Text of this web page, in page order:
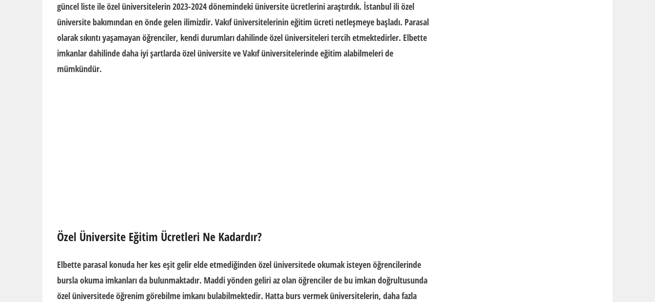
güncel liste ileözel üniversitelerin2023-2024 dönemindeki üniversite ücretleriniaraştırdık. İstanbul ili özel
üniversite bakımından en önde gelen ilimizdir. Vakıf üniversitelerinin eğitim ücreti netleşmeye başladı. Parasal
olarak sıkıntı yaşamayan öğrenciler, kendi durumları dahilinde özel üniversiteleritercihetmektedirler. Elbette
imkanlar dahilinde daha iyi şartlardaözel üniversite ve Vakıf üniversitelerinde eğitim alabilmeleri de
mümkündür.
Özel Üniversite Eğitim Ücretleri Ne Kadardır?
Elbette parasal konuda her kes eşit gelir elde etmediğinden özel üniversitede okumak isteyen öğrencilerinde
bursla okuma imkanları da bulunmaktadır. Maddi yönden geliri az olan öğrenciler de bu imkan doğrultusunda
özel üniversitede öğrenim görebilme imkanı bulabilmektedir. Hatta burs vermek üniversitelerin, daha fazla